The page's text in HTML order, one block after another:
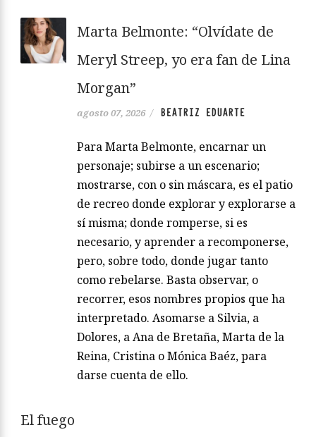
Marta Belmonte: “Olvídate de
Meryl Streep, yo era fan de Lina
Morgan”
agosto 07, 2026 / BEATRIZ EDUARTE
Para Marta Belmonte, encarnar un
personaje; subirse a un escenario;
mostrarse, con o sin máscara, es el patio
de recreo donde explorar y explorarse a
sí misma; donde romperse, si es
necesario, y aprender a recomponerse,
pero, sobre todo, donde jugar tanto
como rebelarse. Basta observar, o
recorrer, esos nombres propios que ha
interpretado. Asomarse a Silvia, a
Dolores, a Ana de Bretaña, Marta de la
Reina, Cristina o Mónica Baéz, para
darse cuenta de ello.
El fuego